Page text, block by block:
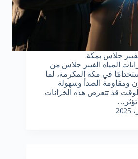
جلاس بمكة
تُعتبر خزانات المياه الفيبر جلاس من
في مكة المكرمة، لما
ومقاومة الصدأ وسهولة
قد تتعرض هذه الخزانات